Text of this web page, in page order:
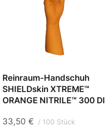
Reinraum-Handschuh
SHIELDskin XTREME™
ORANGE NITRILE™ 300 DI
33,50 € 100 Stück